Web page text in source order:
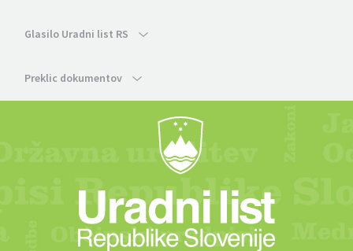
Glasilo Uradni list RS
Preklic dokumentov